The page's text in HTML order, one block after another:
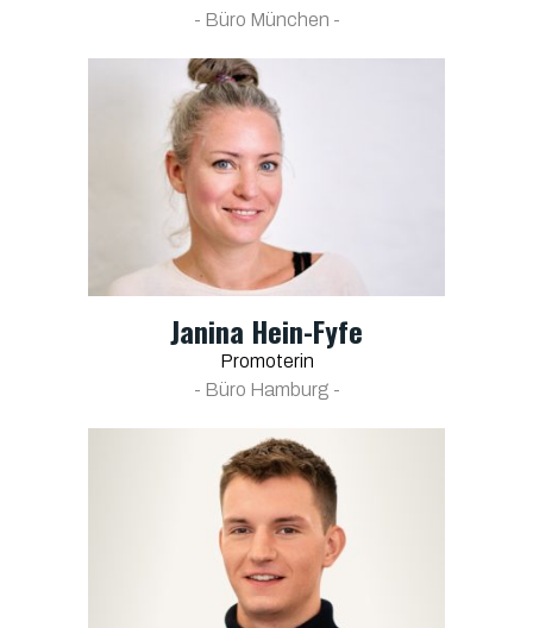
- Büro München -
Janina Hein-Fyfe
Promoterin
- Büro Hamburg -